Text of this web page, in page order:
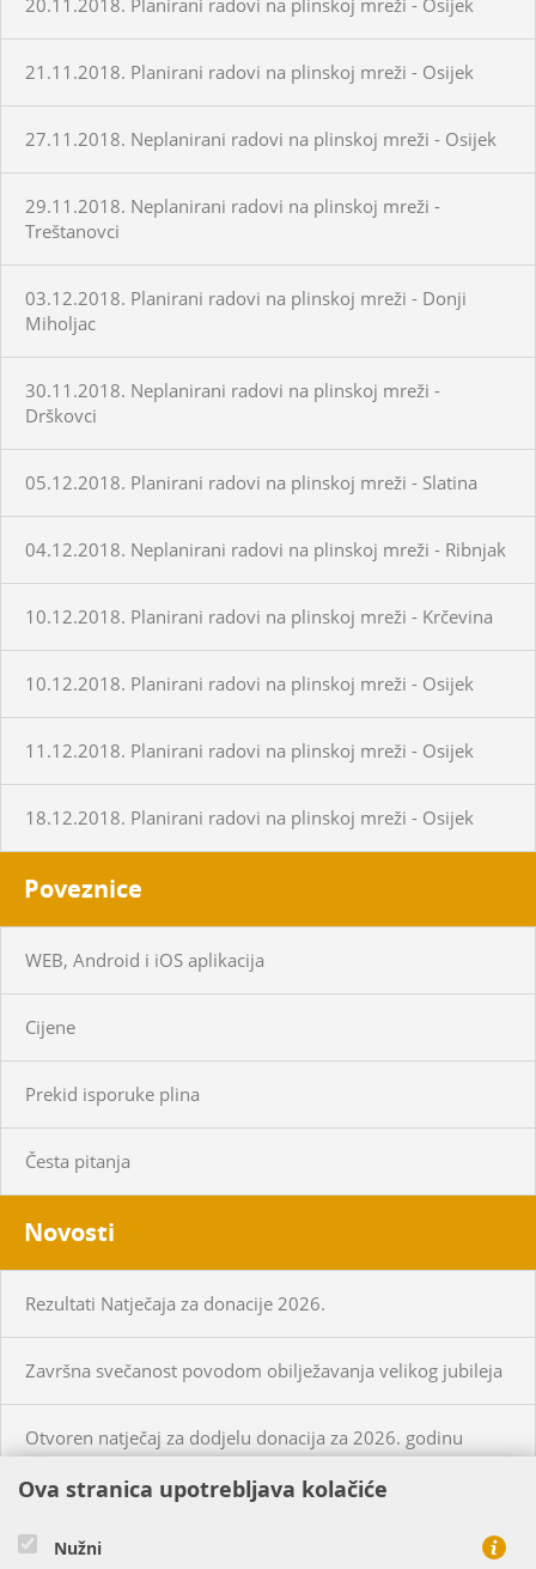
21.11.2018. Planirani radovi na plinskoj mreži - Osijek
27.11.2018. Neplanirani radovi na plinskoj mreži - Osijek
29.11.2018. Neplanirani radovi na plinskoj mreži -
Treštanovci
03.12.2018. Planirani radovi na plinskoj mreži - Donji
Miholjac
30.11.2018. Neplanirani radovi na plinskoj mreži -
Drškovci
05.12.2018. Planirani radovi na plinskoj mreži - Slatina
04.12.2018. Neplanirani radovi na plinskoj mreži - Ribnjak
10.12.2018. Planirani radovi na plinskoj mreži - Krčevina
10.12.2018. Planirani radovi na plinskoj mreži - Osijek
11.12.2018. Planirani radovi na plinskoj mreži - Osijek
18.12.2018. Planirani radovi na plinskoj mreži - Osijek
Poveznice
WEB, Android i iOS aplikacija
Cijene
Prekid isporuke plina
Česta pitanja
Novosti
Rezultati Natječaja za donacije 2026.
Završna svečanost povodom obilježavanja velikog jubileja
Otvoren natječaj za dodjelu donacija za 2026. godinu
KUPCI
Ova stranica upotrebljava kolačiće
Nužni